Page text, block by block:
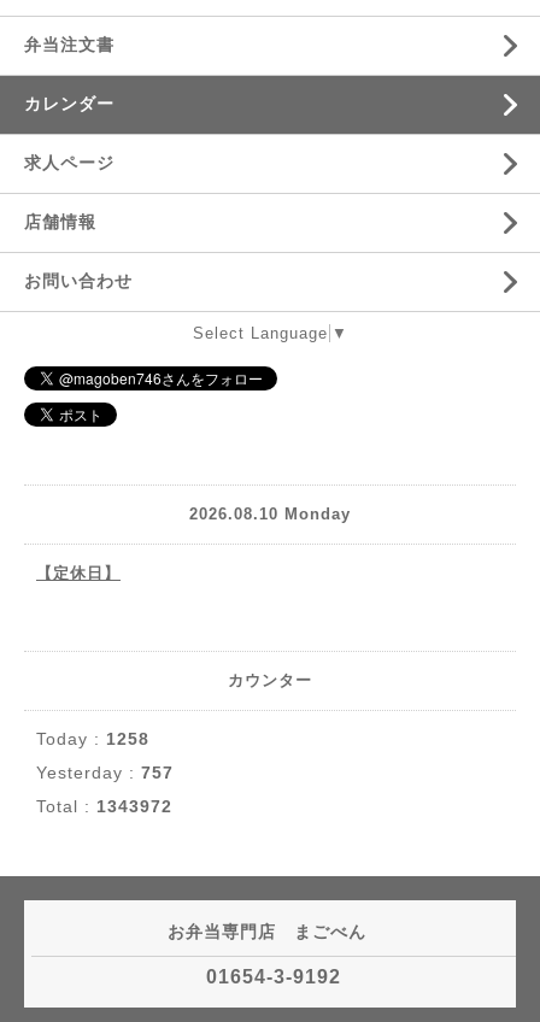
弁当注文書
カレンダー
求人ページ
店舗情報
お問い合わせ
Select Language ▼
2026.08.10 Monday
【定休日】
カウンター
Today : 1258
Yesterday : 757
Total : 1343972
お弁当専門店 まごべん
01654-3-9192